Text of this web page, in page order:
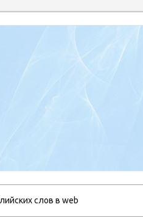
слов в web